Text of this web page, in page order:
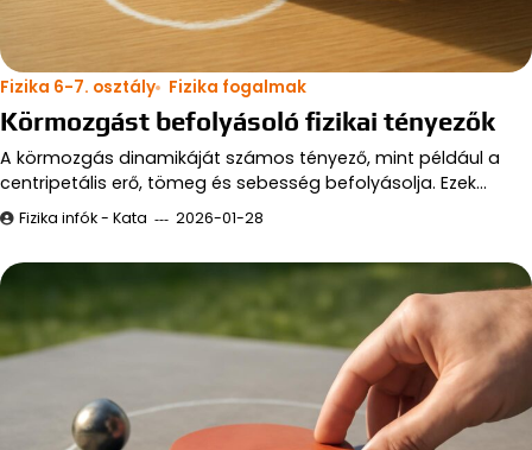
Fizika 6-7. osztály Fizika fogalmak
Körmozgást befolyásoló fizikai tényezők
A körmozgás dinamikáját számos tényező, mint például a
centripetális erő, tömeg és sebesség befolyásolja. Ezek…
Fizika infók - Kata 2026-01-28